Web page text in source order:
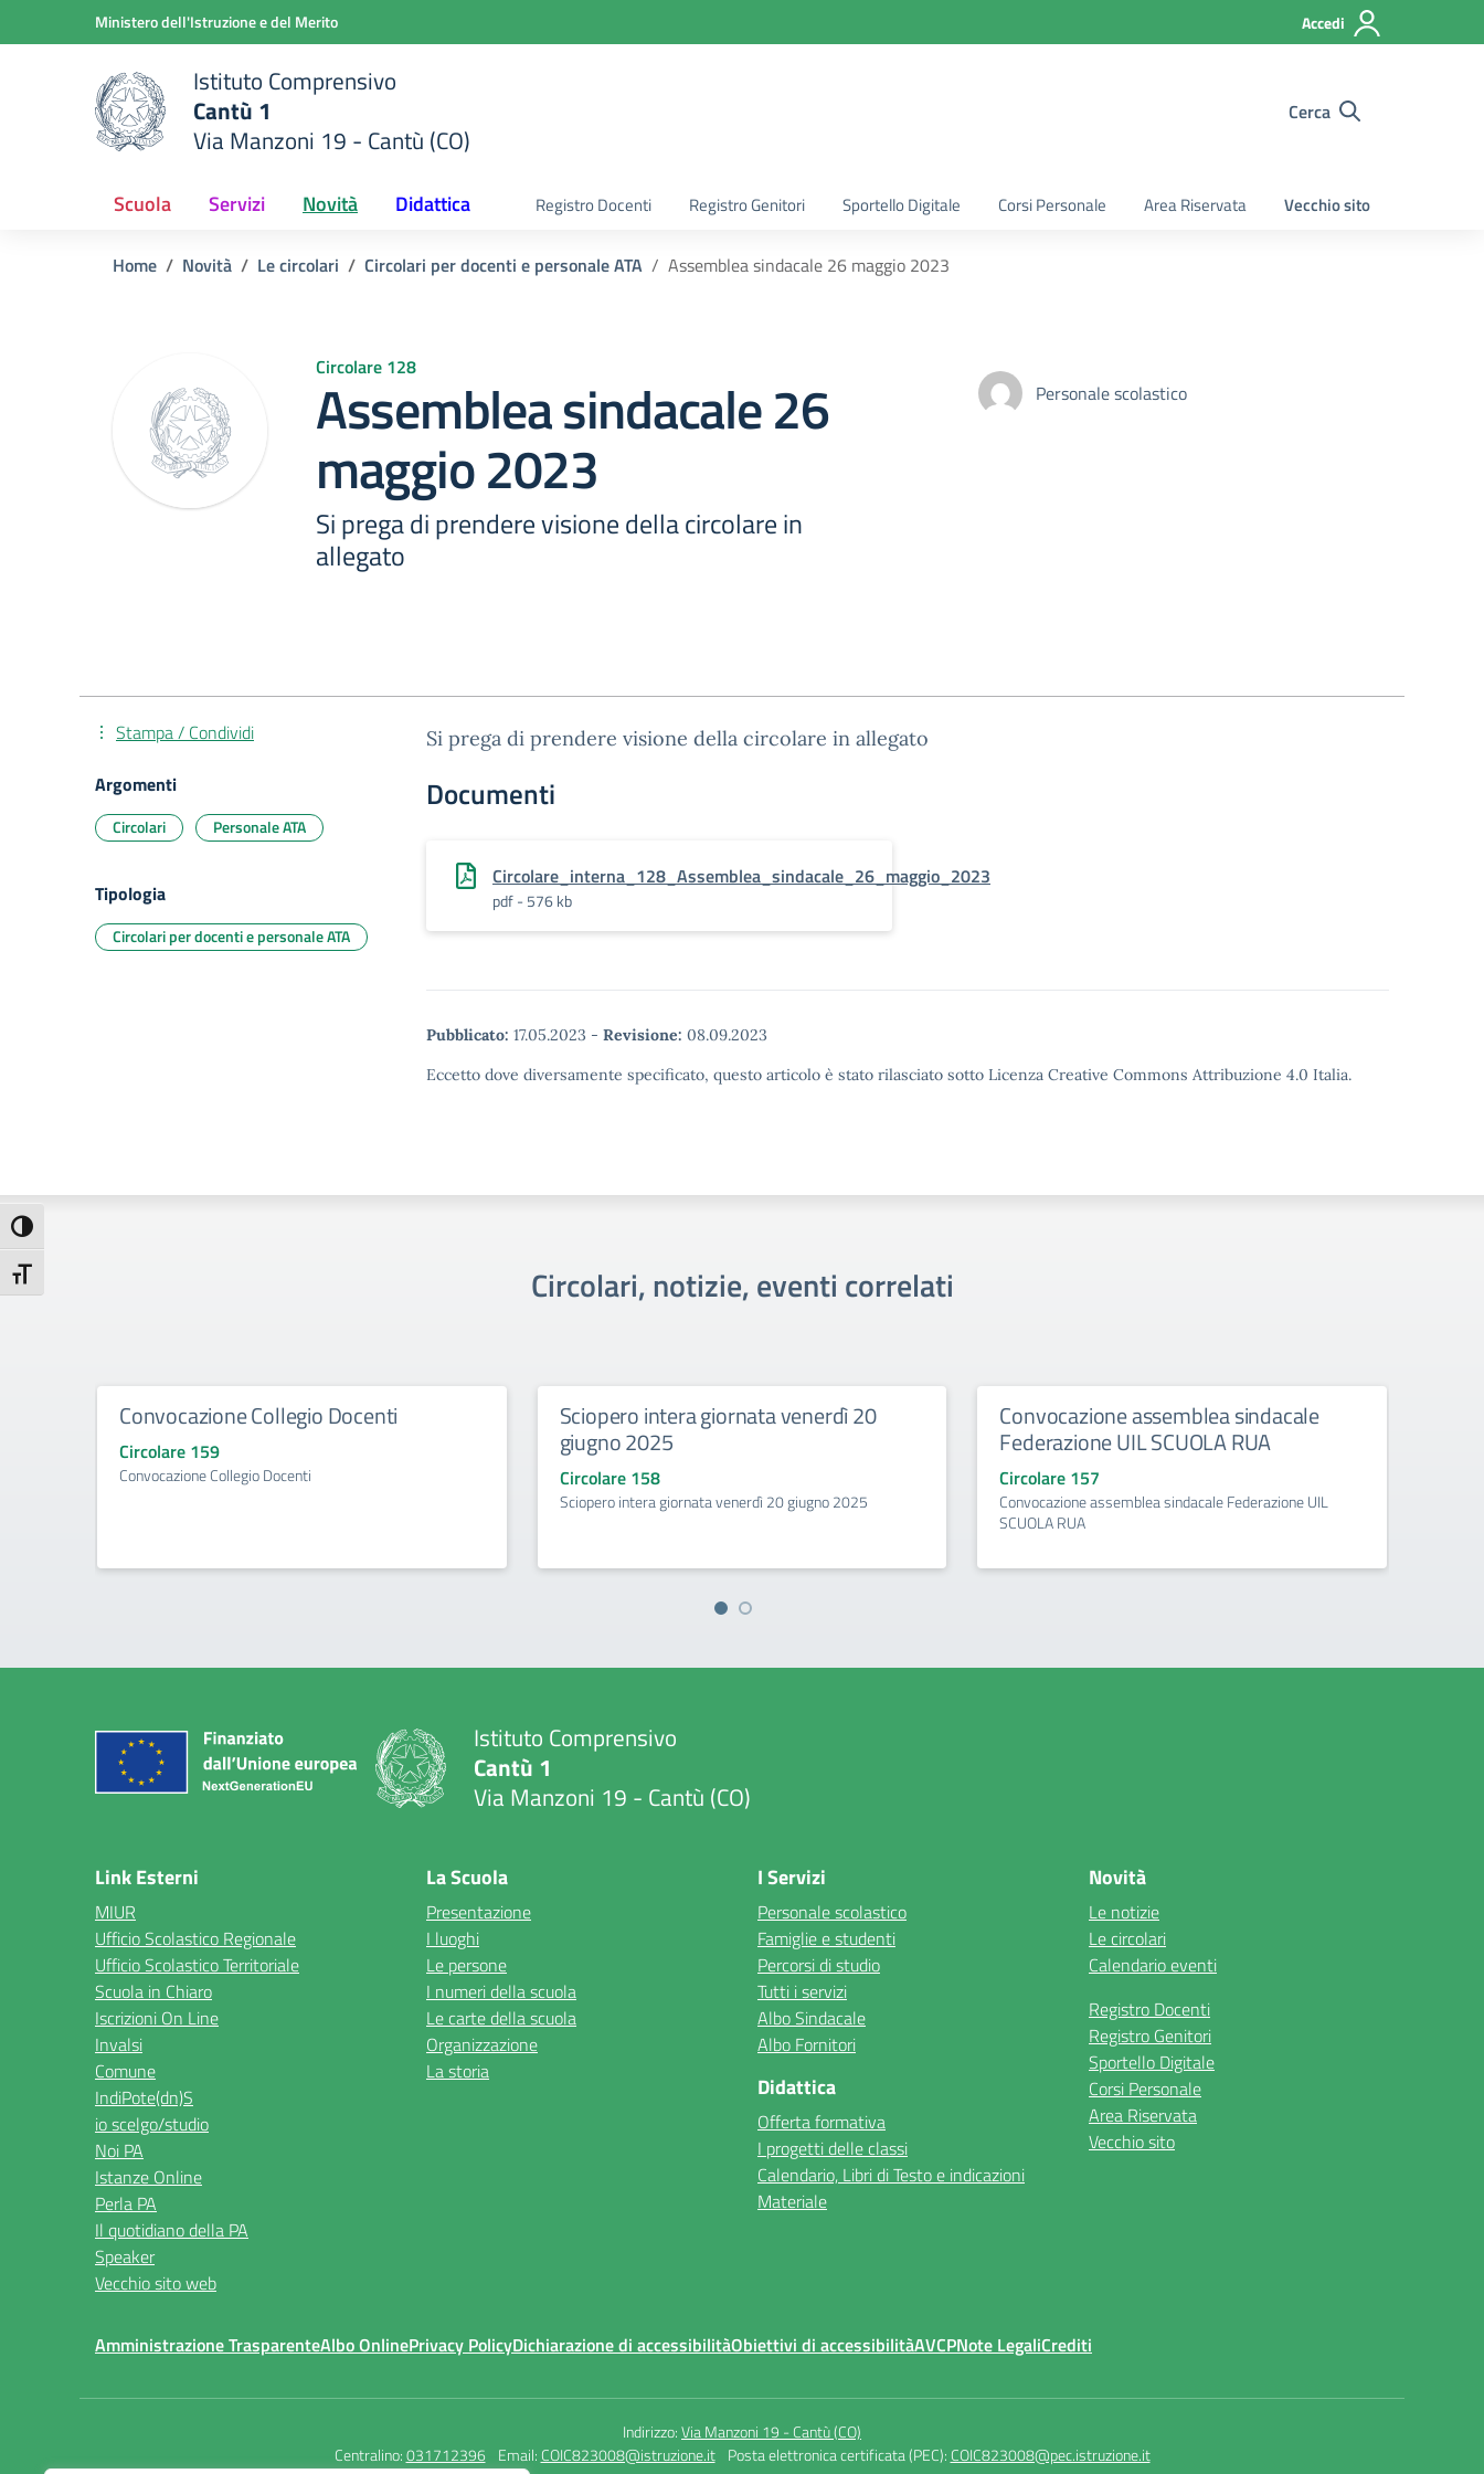
Attiva/disattiva alto contrasto
Attiva/disattiva dimensione testo
Vai ai contenuti
Vai al menu di navigazioneMinistero dell'Istruzione e del Merito Accedi
scuola
Istituto Comprensivo
Cantù 1
Via Manzoni 19 - Cantù (CO)
Cerca
Scuola Servizi Novità Didattica Registro Docenti Registro Genitori Sportello Digitale Corsi Personale Area Riservata Vecchio sito
Home Novità Le circolari Circolari per docenti e personale ATA Assemblea sindacale 26 maggio 2023
Circolare 128
Assemblea sindacale 26
maggio 2023
Si prega di prendere visione della circolare in
allegato
Personale scolastico
Si prega di prendere visione della circolare in allegato
Documenti
Circolare_interna_128_Assemblea_sindacale_26_maggio_2023
pdf - 576 kb
Pubblicato: 17.05.2023 - Revisione: 08.09.2023
Eccetto dove diversamente specificato, questo articolo è stato rilasciato sotto Licenza Creative Commons Attribuzione 4.0 Italia.
Stampa / Condividi
Argomenti
Circolari Personale ATA
Tipologia
Circolari per docenti e personale ATA
Circolari, notizie, eventi correlati
Convocazione Collegio Docenti
Circolare 159
Convocazione Collegio Docenti
Sciopero intera giornata venerdì 20
giugno 2025
Circolare 158
Sciopero intera giornata venerdì 20 giugno 2025
Convocazione assemblea sindacale
Federazione UIL SCUOLA RUA
Circolare 157
Convocazione assemblea sindacale Federazione UIL
SCUOLA RUA
Istituto Comprensivo
Cantù 1
Via Manzoni 19 - Cantù (CO)
Link Esterni
MIUR
Ufficio Scolastico Regionale
Ufficio Scolastico Territoriale
Scuola in Chiaro
Iscrizioni On Line
Invalsi
Comune
IndiPote(dn)S
io scelgo/studio
Noi PA
Istanze Online
Perla PA
Il quotidiano della PA
Speaker
Vecchio sito web
La Scuola
Presentazione
I luoghi
Le persone
I numeri della scuola
Le carte della scuola
Organizzazione
La storia
I Servizi
Personale scolastico
Famiglie e studenti
Percorsi di studio
Tutti i servizi
Albo Sindacale
Albo Fornitori
Didattica
Offerta formativa
I progetti delle classi
Calendario, Libri di Testo e indicazioni
Materiale
Novità
Le notizie
Le circolari
Calendario eventi
Registro Docenti
Registro Genitori
Sportello Digitale
Corsi Personale
Area Riservata
Vecchio sito
Amministrazione TrasparenteAlbo OnlinePrivacy PolicyDichiarazione di accessibilitàObiettivi di accessibilitàAVCPNote LegaliCrediti
Indirizzo:Via Manzoni 19 - Cantù (CO)
Centralino:031712396 Email: COIC823008@istruzione.it Posta elettronica certificata (PEC): COIC823008@pec.istruzione.it